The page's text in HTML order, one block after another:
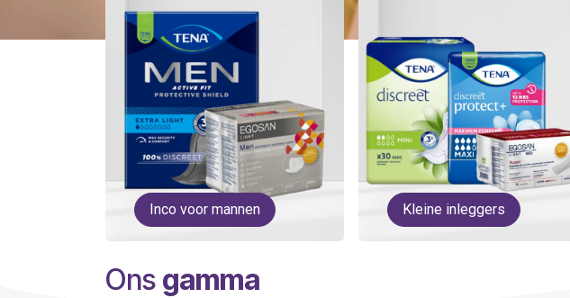
Inco voor mannen Kleine inleggers
Ons gamma